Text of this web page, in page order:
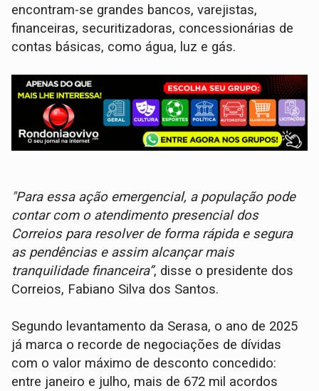
encontram-se grandes bancos, varejistas,
financeiras, securitizadoras, concessionárias de
contas básicas, como água, luz e gás.
"Para essa ação emergencial, a população pode
contar com o atendimento presencial dos
Correios para resolver de forma rápida e segura
as pendências e assim alcançar mais
tranquilidade financeira”, disse o presidente dos
Correios, Fabiano Silva dos Santos.
Segundo levantamento da Serasa, o ano de 2025
já marca o recorde de negociações de dívidas
com o valor máximo de desconto concedido:
entre janeiro e julho, mais de 672 mil acordos